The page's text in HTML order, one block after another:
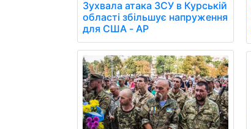
Зухвала атака ЗСУ в Курській
області збільшує напруження
для США - AP